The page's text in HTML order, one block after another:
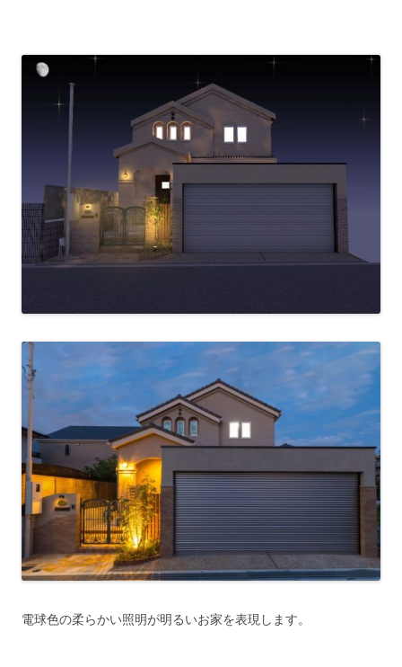
電球色の柔らかい照明が明るいお家を表現します。